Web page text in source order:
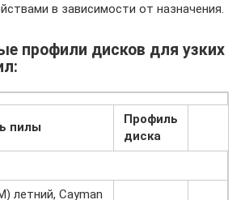
в зависимости от назначения.
профили дисков для узких
пилы
Профиль
диска
летний, Cayman